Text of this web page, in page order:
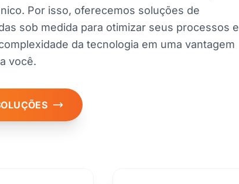
Por isso, oferecemos soluções de
sob medida para otimizar seus processos e
da tecnologia em uma vantagem
você.